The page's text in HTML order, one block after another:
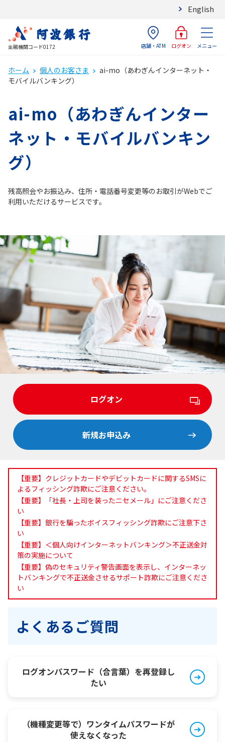
English
金融機関コード0172 店舗・ATM ログオン メニュー
ホーム 個人のお客さま
ai-mo（あわぎんインターネット・
モバイルバンキング）
ai-mo（あわぎんインター
ネット・モバイルバンキン
グ）
残高照会やお振込み、住所・電話番号変更等のお取引がWebでご
利用いただけるサービスです。
ログオン
新規お申込み
【重要】クレジットカードやデビットカードに関するSMSに
よるフィッシング詐欺にご注意ください。
【重要】「社長・上司を装ったニセメール」にご注意くださ
い
【重要】銀行を騙ったボイスフィッシング詐欺にご注意下さ
い
【重要】＜個人向けインターネットバンキング＞不正送金対
策の実施について
【重要】偽のセキュリティ警告画面を表示し、インターネッ
トバンキングで不正送金させるサポート詐欺にご注意くださ
い
よくあるご質問
ログオンパスワード（合言葉）を再登録し
たい
（機種変更等で）ワンタイムパスワードが
使えなくなった